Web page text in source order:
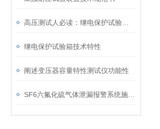
继电保护试验箱技术特性
阐述变压器容量特性测试仪功能性